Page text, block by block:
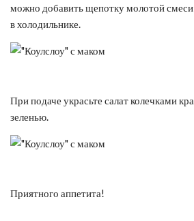
можно добавить щепотку молотой смеси
в холодильнике.
При подаче украсьте салат колечками
зеленью.
Приятного аппетита!